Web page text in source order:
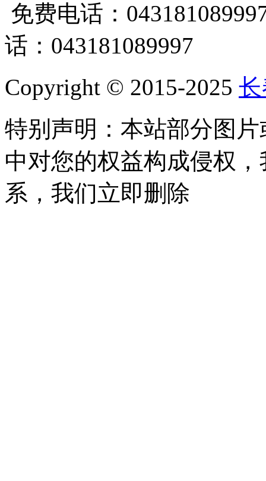
免费电话：
话：043181089997
Copyright © 2015-2025
特别声明：本站部分图
中对您的权益构成侵权
系，我们立即删除